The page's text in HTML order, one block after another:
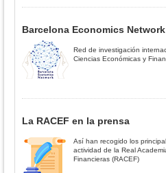
Barcelona Economics Network
Red de investigación
Ciencias Económicas y
La RACEF en la prensa
Así han recogido los
actividad de la Real
Financieras (RACEF)